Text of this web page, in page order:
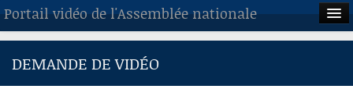
Portail vidéo de l'Assemblée nationale
ACCUEIL
DEMANDE DE VIDÉO